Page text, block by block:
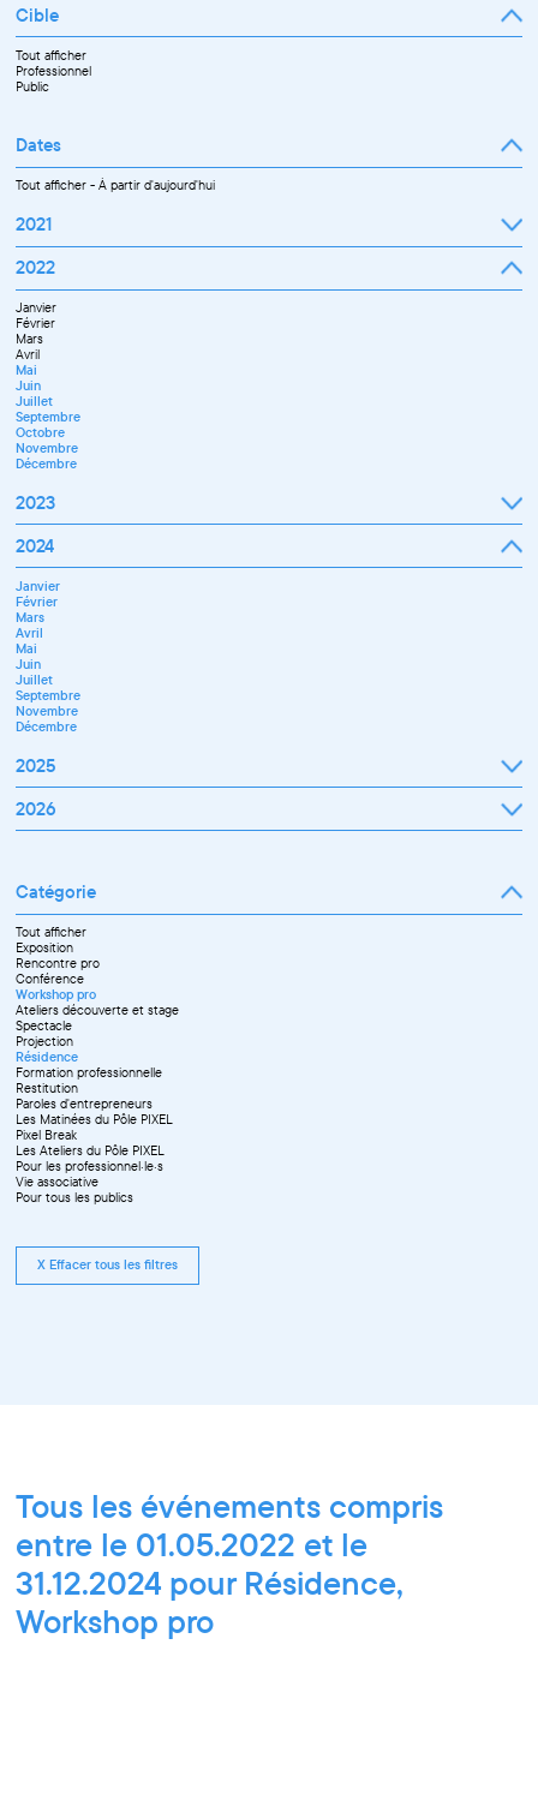
Cible
Tout afficher
Professionnel
Public
Dates
Tout afficher-À partir d'aujourd'hui
2021
Septembre
Novembre
Décembre
2022
Janvier
Février
Mars
Avril
Mai
Juin
Juillet
Septembre
Octobre
Novembre
Décembre
2023
Janvier
Février
Mars
Avril
Mai
Juin
Septembre
Octobre
Novembre
Décembre
2024
Janvier
Février
Mars
Avril
Mai
Juin
Juillet
Septembre
Novembre
Décembre
2025
Janvier
Février
Mars
Juin
Juillet
Septembre
Octobre
Novembre
Décembre
2026
Avril
Mai
Juin
Septembre
Octobre
Novembre
Catégorie
Tout afficher
Exposition
Rencontre pro
Conférence
Workshop pro
Ateliers découverte et stage
Spectacle
Projection
Résidence
Formation professionnelle
Restitution
Paroles d'entrepreneurs
Les Matinées du Pôle PIXEL
Pixel Break
Les Ateliers du Pôle PIXEL
Pour les professionnel·le·s
Vie associative
Pour tous les publics
X Effacer tous les filtres
Tous les événements compris
entre le 01.05.2022 et le
31.12.2024 pour Résidence,
Workshop pro